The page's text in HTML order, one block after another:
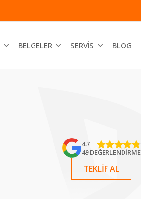
BELGELER SERVIS BLOG
4.7
49 DEĞERLENDIRME
TEKLIF AL